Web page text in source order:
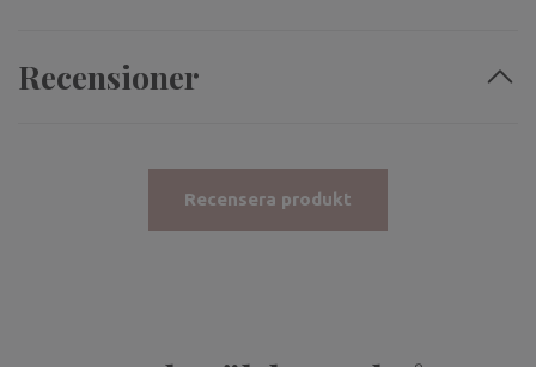
Recensioner
Recensera produkt